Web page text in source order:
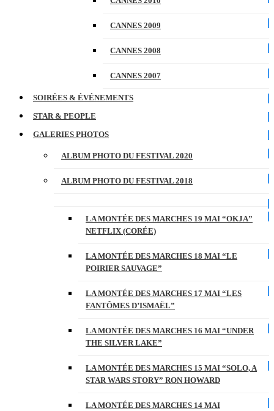
CANNES 2009
CANNES 2008
CANNES 2007
SOIRÉES & ÉVÉNEMENTS
STAR & PEOPLE
GALERIES PHOTOS
ALBUM PHOTO DU FESTIVAL 2020
ALBUM PHOTO DU FESTIVAL 2018
LA MONTÉE DES MARCHES 19 MAI “OKJA”
NETFLIX (CORÉE)
LA MONTÉE DES MARCHES 18 MAI “LE
POIRIER SAUVAGE”
LA MONTÉE DES MARCHES 17 MAI “LES
FANTÔMES D’ISMAËL”
LA MONTÉE DES MARCHES 16 MAI “UNDER
THE SILVER LAKE”
LA MONTÉE DES MARCHES 15 MAI “SOLO, A
STAR WARS STORY” RON HOWARD
LA MONTÉE DES MARCHES 14 MAI